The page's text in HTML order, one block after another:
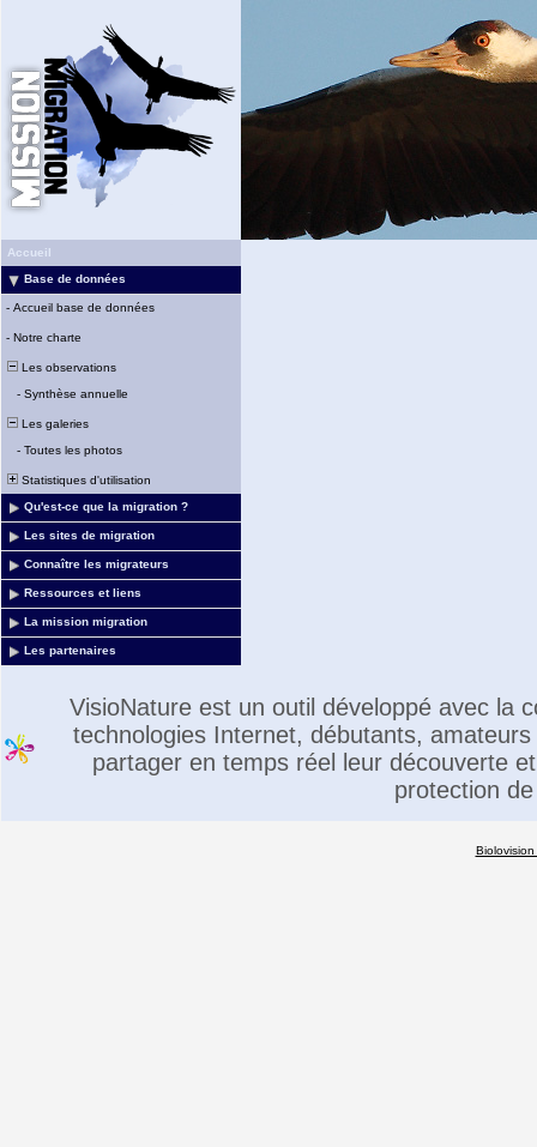
Accueil
Base de données
- Accueil base de données
- Notre charte
Les observations
- Synthèse annuelle
Les galeries
- Toutes les photos
Statistiques d'utilisation
Qu'est-ce que la migration ?
Les sites de migration
Connaître les migrateurs
Ressources et liens
La mission migration
Les partenaires
VisioNature est un outil développé avec la
technologies Internet, débutants,
partager en temps réel leur découverte
protection
Biolovision